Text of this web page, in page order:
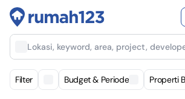
Lokasi, keyword, area, project,
Filter Budget & Periode Properti